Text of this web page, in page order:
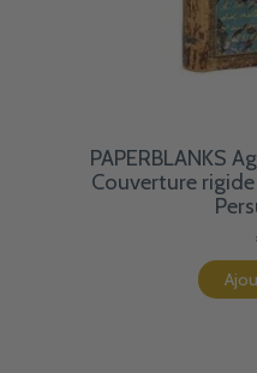
PAPERBLANKS
Couverture